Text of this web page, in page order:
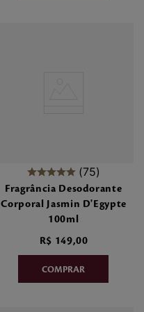
75
Fragrância Desodorante
Corporal Jasmin D'Egypte
100ml
R$ 149,00